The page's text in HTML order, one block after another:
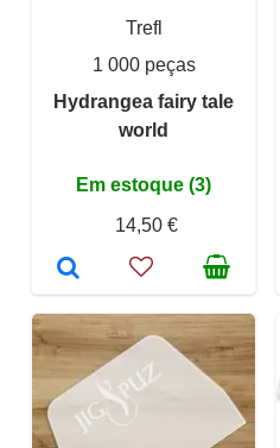
Trefl
1 000 peças
Hydrangea fairy tale
world
Em estoque (3)
14,50 €